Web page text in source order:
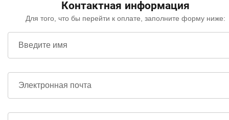
Контактная информация
Для того, что бы перейти к оплате, заполните форму ниже:
Введите имя
Электронная почта